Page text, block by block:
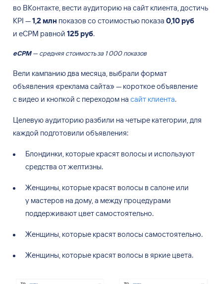
во ВКонтакте, вести аудиторию на сайт клиента, достичь
KPI —1,2 млн показов со стоимостью показа 0,10 руб
и eCPM равной 125 руб.
eCPM— средняя стоимость за 1 000 показов
Вели кампанию два месяца, выбрали формат
объявления «реклама сайта»—короткое объявление
с видео и кнопкой с переходом на сайт клиента.
Целевую аудиторию разбили на четыре категории, для
каждой подготовили объявления:
Блондинки, которые красят волосы и используют
средства отжелтизны.
Женщины, которые красят волосы в салоне или
у мастеров на дому, а между процедурами
поддерживают цвет самостоятельно.
Женщины, которые красят волосы самостоятельно.
Женщины, которые красят волосы в яркие цвета.